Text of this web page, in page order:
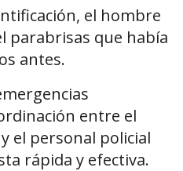
el hombre
parabrisas que había
antes.
entre el
el personal policial
rápida y efectiva.